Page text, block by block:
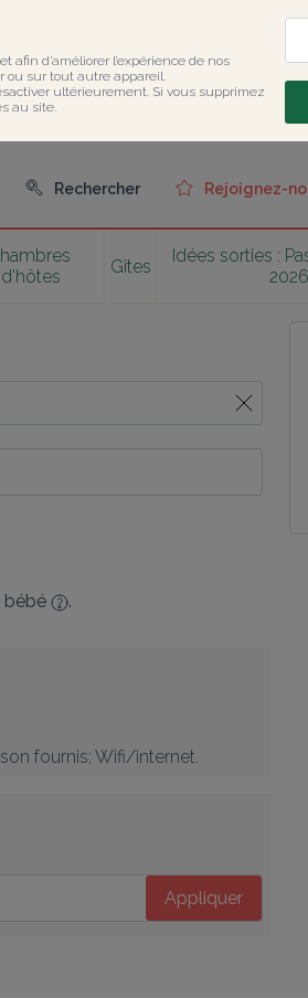
afin d’améliorer l’expérience de nos
ou sur tout autre appareil.
ultérieurement. Si vous supprimez
au site.
Rechercher Rejoignez-
d'hôtes
Gîtes
Idées sorties :
2026
bébé .
fournis; Wifi/internet.
Appliquer